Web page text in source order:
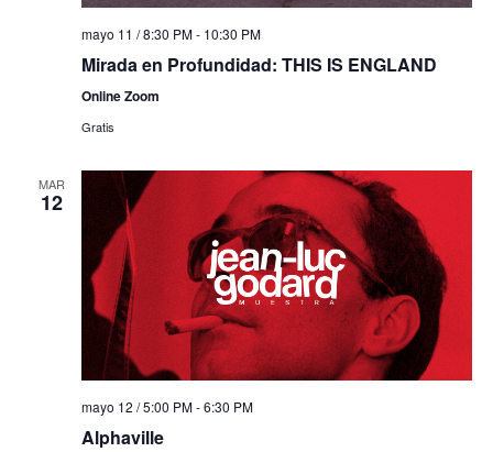
mayo 11 / 8:30 PM- 10:30 PM
Mirada en Profundidad: THIS IS ENGLAND
Online Zoom
Gratis
MAR
12
mayo 12 / 5:00 PM-6:30 PM
Alphaville